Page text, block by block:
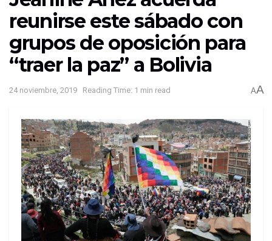
reunirse este sábado con
grupos de oposición para
“traer la paz” a Bolivia
24 noviembre, 2019 Reading Time: 1 min read AA